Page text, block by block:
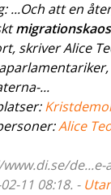
...Och att en
migrationskaos
skriver Alice
...
Alice
de...e-
11 08:18. -